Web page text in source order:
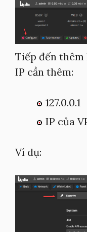
Tiếp đến thêm
IP cần thêm:
127.0.0.1
IP của
Ví dụ: